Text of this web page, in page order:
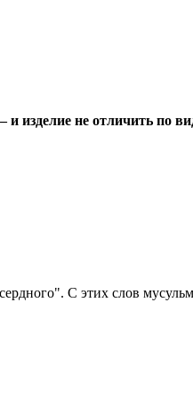
изделие не отличить по
С этих слов